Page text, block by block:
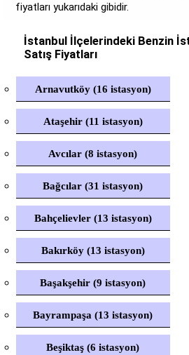
fiyatları yukarıdaki gibidir.
İstanbul İlçelerindeki Benzin
Satış Fiyatları
Arnavutköy (16 istasyon)
Ataşehir (11 istasyon)
Avcılar (8 istasyon)
Bağcılar (31 istasyon)
Bahçelievler (13 istasyon)
Bakırköy (13 istasyon)
Başakşehir (9 istasyon)
Bayrampaşa (13 istasyon)
Beşiktaş (6 istasyon)